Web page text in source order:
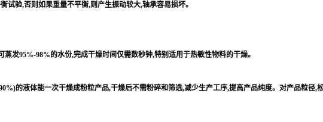
验,否则如果重量不平衡,则产生振动较大,轴承容易损坏。
发95%-98%的水份,完成干燥时间仅需数秒钟,特别适用于热敏性物料的干燥。
的液体能一次干燥成粉粒产品,干燥后不需粉碎和筛选,减少生产工序,提高产品纯度。对产品粒径,